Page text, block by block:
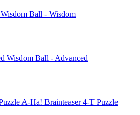
Wisdom Ball - Wisdom
Wisdom Ball - Advanced
A-Ha! Brainteaser 4-T Puzzle